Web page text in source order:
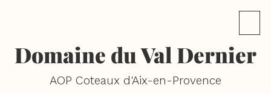
Domaine du Val Dernier
AOP Coteaux d'Aix-en-Provence